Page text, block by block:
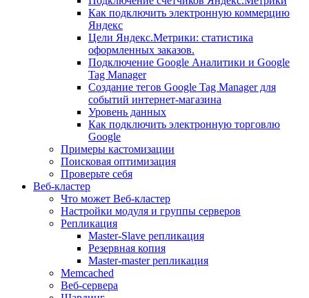
Как подключить электронную коммерцию
Яндекс
Цели Яндекс.Метрики: статистика
оформленных заказов.
Подключение Google Аналитики и Google
Tag Manager
Создание тегов Google Tag Manager для
событий интернет-магазина
Уровень данных
Как подключить электронную торговлю
Google
Примеры кастомизации
Поисковая оптимизация
Проверьте себя
Веб-кластер
Что может Веб-кластер
Настройки модуля и группы серверов
Репликация
Master-Slave репликация
Резервная копия
Master-master репликация
Memcached
Веб-сервера